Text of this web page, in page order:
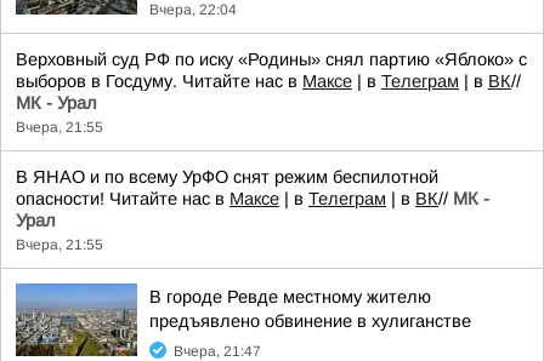
Вчера, 22:04
Верховный суд РФ по иску «Родины» снял партию «Яблоко» с
выборов в Госдуму. Читайте нас в Максе | в Телеграм | в ВК//
МК - Урал
Вчера, 21:55
В ЯНАО и по всему УрФО снят режим беспилотной
опасности! Читайте нас в Максе | в Телеграм | в ВК// МК -
Урал
Вчера, 21:55
В городе Ревде местному жителю
предъявлено обвинение в хулиганстве
Вчера, 21:47